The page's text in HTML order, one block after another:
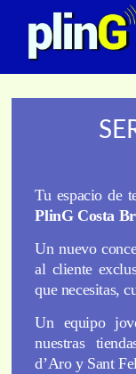
Tu espacio de
PlinG Costa
Un nuevo
al cliente
que necesitas,
Un equipo
nuestras
d’Aro y Sant